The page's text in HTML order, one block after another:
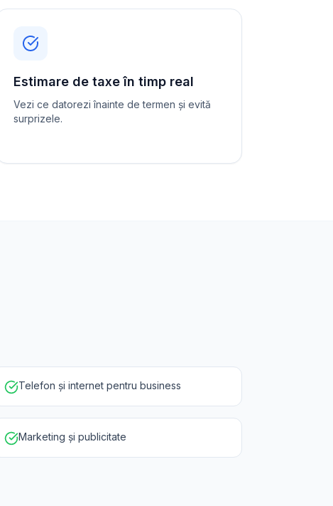
Estimare de taxe în timp real
Vezi ce datorezi înainte de termen și evită
surprizele.
Telefon și internet pentru business
Marketing și publicitate